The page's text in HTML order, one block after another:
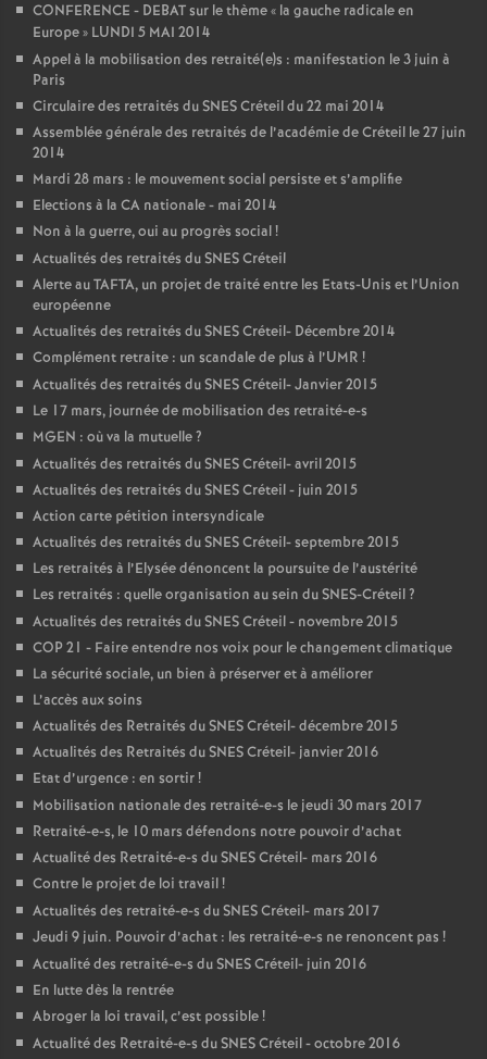
CONFERENCE - DEBATsur le thème « la gauche radicale en
Europe» LUNDI 5 MAI 2014
Appel à la mobilisation des retraité(e)s : manifestation le 3 juin à
Paris
Circulaire des retraités duSNESCréteil du 22 mai 2014
Assemblée générale des retraités de l’académie de Créteil le 27 juin
2014
Mardi 28 mars : le mouvement social persiste et s’amplifie
Elections à la CA nationale - mai 2014
Non à la guerre, oui au progrès social!
Actualités des retraités duSNESCréteil
Alerte auTAFTA, un projet de traité entre les Etats-Unis et l’Union
européenne
Actualités des retraités duSNESCréteil- Décembre 2014
Complément retraite : un scandale de plus à l’UMR !
Actualités des retraités duSNESCréteil- Janvier 2015
Le 17 mars, journée de mobilisation des retraité-e-s
MGEN : où va la mutuelle?
Actualités des retraités duSNESCréteil- avril 2015
Actualités des retraités duSNESCréteil - juin 2015
Action carte pétition intersyndicale
Actualités des retraités duSNESCréteil- septembre 2015
Les retraités à l’Elysée dénoncent la poursuite de l’austérité
Les retraités : quelle organisation au sein duSNES-Créteil?
Actualités des retraités duSNESCréteil - novembre 2015
COP21 - Faire entendre nos voix pour le changement climatique
La sécurité sociale, un bien à préserver et à améliorer
L’accès aux soins
Actualités des Retraités duSNESCréteil- décembre 2015
Actualités des Retraités duSNESCréteil- janvier 2016
Etat d’urgence : en sortir!
Mobilisation nationale des retraité-e-s le jeudi 30 mars 2017
Retraité-e-s, le 10 mars défendons notre pouvoir d’achat
Actualité des Retraité-e-s duSNESCréteil- mars 2016
Contre le projet de loi travail!
Actualités des retraité-e-s duSNESCréteil- mars 2017
Jeudi 9 juin. Pouvoir d’achat : les retraité-e-s ne renoncent pas !
Actualité des retraité-e-s duSNESCréteil- juin 2016
En lutte dès la rentrée
Abroger la loi travail, c’est possible!
Actualité des Retraité-e-s duSNESCréteil - octobre 2016